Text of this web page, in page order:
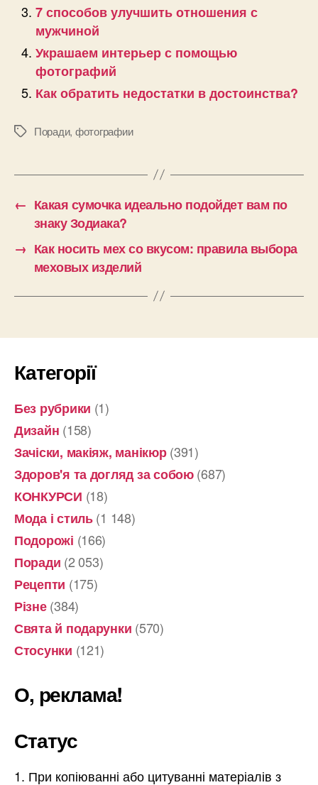
7 способов улучшить отношения с
мужчиной
Украшаем интерьер с помощью
фотографий
Как обратить недостатки в достоинства?
Позначки
Поради, фотографии
← Какая сумочка идеально подойдет вам по
знаку Зодиака?
→ Как носить мех со вкусом: правила выбора
меховых изделий
Категорії
Без рубрики (1)
Дизайн (158)
Зачіски, макіяж, манікюр(391)
Здоров'я та догляд за собою(687)
КОНКУРСИ (18)
Мода і стиль(1 148)
Подорожі (166)
Поради (2 053)
Рецепти (175)
Різне(384)
Свята й подарунки (570)
Стосунки (121)
О, реклама!
Статус
При копіюванні або цитуванні матеріалів з